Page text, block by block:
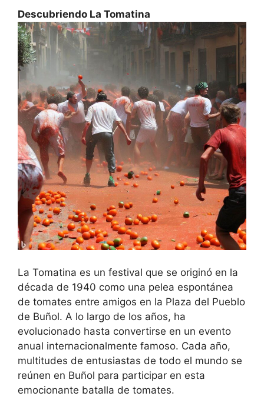
Descubriendo La Tomatina
La Tomatina es un festival que se originó en la
década de 1940 como una pelea espontánea
de tomates entre amigos en la Plaza del Pueblo
de Buñol. A lo largo de los años, ha
evolucionado hasta convertirse en un evento
anual internacionalmente famoso. Cada año,
multitudes de entusiastas de todo el mundo se
reúnen en Buñol para participar en esta
emocionante batalla de tomates.